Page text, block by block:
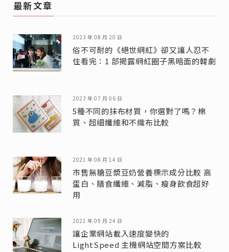
最新文章
2023 年 08 月 20 日
俗不可耐的《絕世網紅》卻又讓人忍不
住看完：1 部揭露網紅圈子黑暗面的韓劇
2023 年 07 月 06 日
5種不同的抹布材質，你選對了嗎？棉
質、超細纖維和不織布比較
2021 年 08 月 14 日
市售無糖豆漿豆奶營養標示成分比較 高
蛋白、膳食纖維、減脂、瘦身飲食超好
用
2021 年 09 月 24 日
讓企業網站載入速度變快的
LightSpeed 主機網站空間方案比較